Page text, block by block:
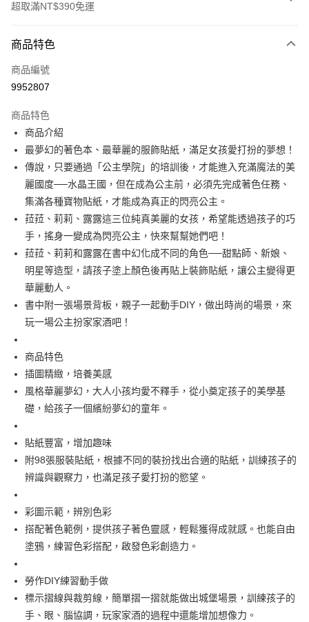
超取滿NT$390免運
POYA支付
信用卡一次付款
LINE Pay
Apple Pay
街口支付
悠遊付
Google Pay
AFTEE先享後付
相關說明
【關於「AFTEE先享後付」】
AFTEE先享後付是「在收到商品之後才付款」的支付方式。 讓您購物簡單
１．簡單：不需註冊會員、不需綁卡、不需儲值。
２．便利：只要手機號碼，簡訊認證，即可結帳。
３．安心：先確認商品／服務後，再付款。
【「AFTEE先享後付」結帳流程】
１．於結帳方式選擇「AFTEE先享後付」後，將跳轉至「AFTEE先享後付」
２．訂單成立數日內，您將收到繳費通知簡訊。
３．收到繳費通知簡訊後14天內，點擊此簡訊中的連結，可透過四大超商／
ATM／網路銀行／等多元方式進行付款，方視為交易完成。
※ 請注意：結帳手續完成當下不需立刻繳費，但若您需要取消訂單，請聯絡
購買商品的店家。未經商家同意取消之訂單仍視為有效，需透過AFTEE先享
後付繳納相關費用。
客戶支援中心」https://netprotections.freshdesk.com/support/home
１．透過由恩沛科技股份有限公司提供之「AFTEE先享後付」服務完成之交
易，需依本服務之必要範圍內提供個人資料，並將交易相關給付款項請求債
權轉讓予恩沛科技股份有限公司。
２．關於個人資料處理事宜，請瀏覽以下網址：
https://aftee.tw/terms/#terms3
３．未成年的使用者請事先徵得法定代理人或監護人之同意方可使用
即享券
全家取貨付款
每筆NT$65，滿NT$390(含以上)免運費
萊爾富取貨付款
每筆NT$65，滿NT$490(含以上)免運費
每筆NT$65，滿NT$490(含以上)免運費
7-11取貨付款
每筆NT$65，滿NT$490(含以上)免運費
付款後7-11取貨
每筆NT$65，滿NT$490(含以上)免運費
商品特色
商品編號
9952807
商品特色
商品介紹
最夢幻的著色本、最華麗的服飾貼紙，滿足女孩愛打扮的夢想！
傳說，只要通過「公主學院」的培訓後，才能進入充滿魔法的美
麗國度──水晶王國，但在成為公主前，必須先完成著色任務、
集滿各種寶物貼紙，才能成為真正的閃亮公主。
菈菈、莉莉、露露這三位純真美麗的女孩，希望能透過孩子的巧
手，搖身一變成為閃亮公主，快來幫幫她們吧！
菈菈、莉莉和露露在書中幻化成不同的角色──甜點師、新娘、
明星等造型，請孩子塗上顏色後再貼上裝飾貼紙，讓公主變得更
華麗動人。
書中附一張場景背板，親子一起動手DIY，做出時尚的場景，來
玩一場公主扮家家酒吧！
商品特色
插圖精緻，培養美感
風格華麗夢幻，大人小孩均愛不釋手，從小奠定孩子的美學基
礎，給孩子一個繽紛夢幻的童年。
貼紙豐富，增加趣味
附98張服裝貼紙，根據不同的裝扮找出合適的貼紙，訓練孩子的
辨識與觀察力，也滿足孩子愛打扮的慾望。
彩圖示範，辨別色彩
搭配著色範例，提供孩子著色靈感，輕鬆獲得成就感。也能自由
塗鴉，練習色彩搭配，啟發色彩創造力。
勞作DIY練習動手做
標示摺線與裁剪線，簡單摺一摺就能做出城堡場景，訓練孩子的
手、眼、腦協調，玩家家酒的過程中還能增加想像力。